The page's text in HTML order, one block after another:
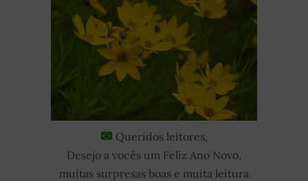
Queridos leitores,
Desejo a vocês um Feliz Ano Novo,
muitas surpresas boas e muita leitura